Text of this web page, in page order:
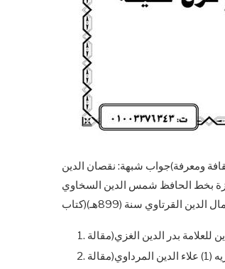
ومعرفة)جواب شبهة: نقصان الدين
بخط الحافظ شمس الدين السخاوي